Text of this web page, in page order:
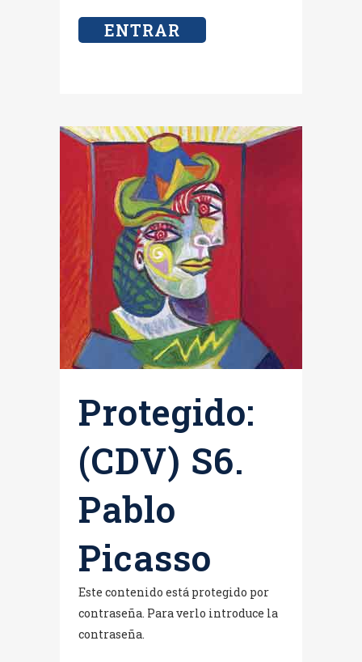
Protegido:
(CDV) S6.
Pablo
Picasso
Este contenido está protegido por
contraseña. Para verlo introduce la
contraseña.